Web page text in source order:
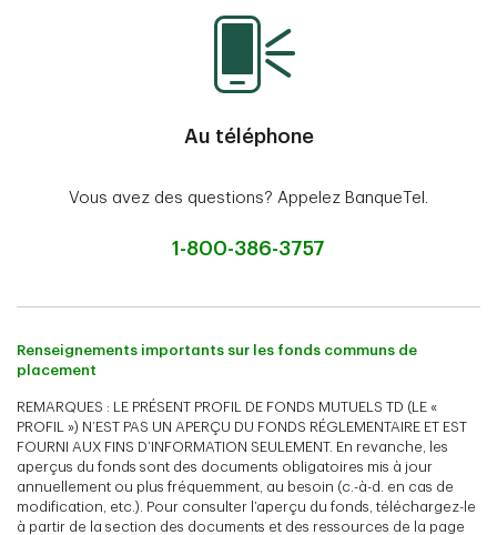
Au téléphone
Vous avez des questions? Appelez BanqueTel.
1-800-386-3757
Renseignements importants sur les fonds communs de
placement
REMARQUES : LE PRÉSENT PROFIL DE FONDS MUTUELS TD (LE «
PROFIL ») N’EST PAS UN APERÇU DU FONDS RÉGLEMENTAIRE ET EST
FOURNI AUX FINS D’INFORMATION SEULEMENT. En revanche, les
aperçus du fonds sont des documents obligatoires mis à jour
annuellement ou plus fréquemment, au besoin (c.-à-d. en cas de
modification, etc.). Pour consulter l’aperçu du fonds, téléchargez-le
à partir de la section des documents et des ressources de la page